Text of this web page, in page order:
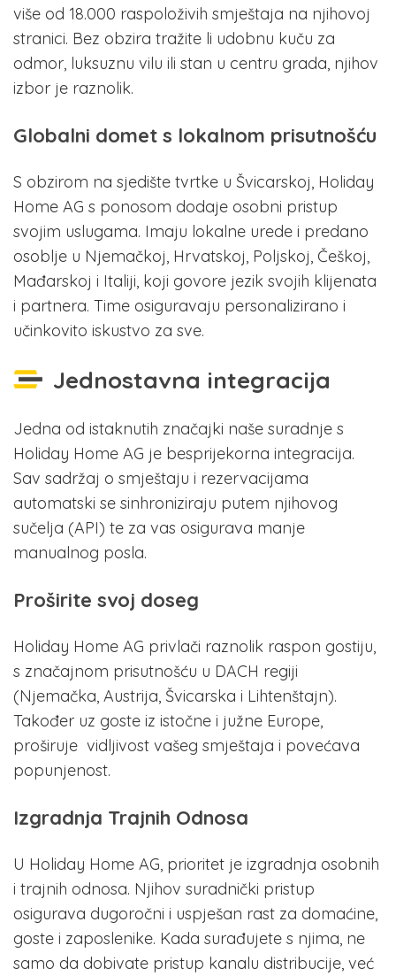
više od 18.000 raspoloživih smještaja na njihovoj
stranici. Bez obzira tražite li udobnu kuču za
odmor, luksuznu vilu ili stan u centru grada, njihov
izbor je raznolik.
Globalni domet s lokalnom prisutnošću
S obzirom na sjedište tvrtke u Švicarskoj, Holiday
Home AG s ponosom dodaje osobni pristup
svojim uslugama. Imaju lokalne urede i predano
osoblje u Njemačkoj, Hrvatskoj, Poljskoj, Češkoj,
Mađarskoj i Italiji, koji govore jezik svojih klijenata
i partnera. Time osiguravaju personalizirano i
učinkovito iskustvo za sve.
Jednostavna integracija
Jedna od istaknutih značajki naše suradnje s
Holiday Home AG je besprijekorna integracija.
Sav sadržaj o smještaju i rezervacijama
automatski se sinhroniziraju putem njihovog
sučelja (API) te za vas osigurava manje
manualnog posla.
Proširite svoj doseg
Holiday Home AG privlači raznolik raspon gostiju,
s značajnom prisutnošću u DACH regiji
(Njemačka, Austrija, Švicarska i Lihtenštajn).
Također uz goste iz istočne i južne Europe,
proširuje vidljivost vašeg smještaja i povećava
popunjenost.
Izgradnja Trajnih Odnosa
U Holiday Home AG, prioritet je izgradnja osobnih
i trajnih odnosa. Njihov suradnički pristup
osigurava dugoročni i uspješan rast za domaćine,
goste i zaposlenike. Kada surađujete s njima, ne
samo da dobivate pristup kanalu distribucije, već